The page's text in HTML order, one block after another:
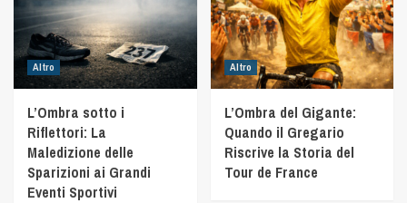
Altro
L’Ombra sotto i
Riflettori: La
Maledizione delle
Sparizioni ai Grandi
Eventi Sportivi
Altro
L’Ombra del Gigante:
Quando il Gregario
Riscrive la Storia del
Tour de France